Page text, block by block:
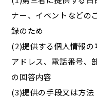
ナー、イベントなどの
録のため
(2)提供する個人情報
アドレス、電話番号、
の回答内容
(3)提供の手段又は方